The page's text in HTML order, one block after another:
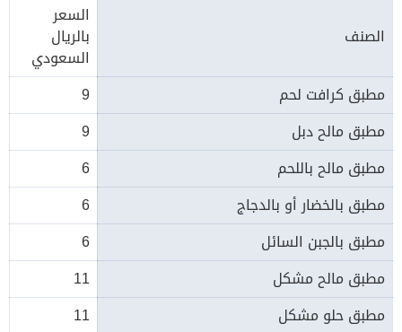
الصنف
السعر
بالريال
السعودي
مطبق كرافت لحم
9
مطبق مالح دبل
9
مطبق مالح باللحم
6
مطبق بالخضار أو بالدجاج
6
مطبق بالجبن السائل
6
مطبق مالح مشكل
11
مطبق حلو مشكل
11